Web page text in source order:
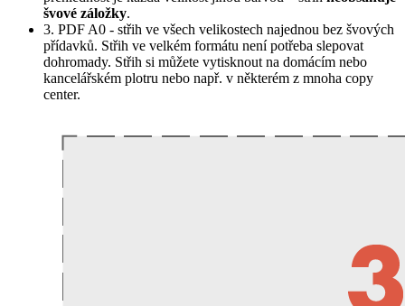
švové záložky.
3. PDF A0 - střih ve všech velikostech najednou bez švových
přídavků. Střih ve velkém formátu není potřeba slepovat
dohromady. Střih si můžete vytisknout na domácím nebo
kancelářském plotru nebo např. v některém z mnoha copy
center.